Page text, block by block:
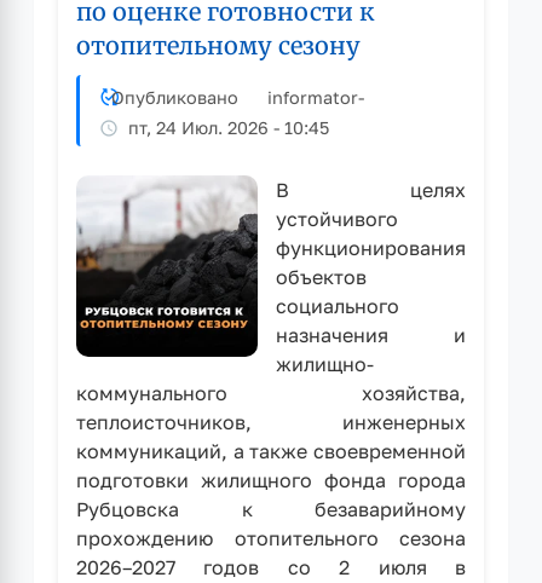
сезону
по оценке готовности к
отопительному сезону
Опубликовано informator-
пт, 24 Июл. 2026 - 10:45
В целях
устойчивого
функционирования
объектов
социального
назначения и
жилищно-
коммунального хозяйства,
теплоисточников, инженерных
коммуникаций, а также своевременной
подготовки жилищного фонда города
Рубцовска к безаварийному
прохождению отопительного сезона
2026–2027 годов со 2 июля в